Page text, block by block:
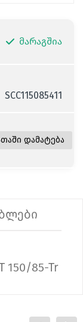
მარაგშია
SCC115085411
150/85-Tr